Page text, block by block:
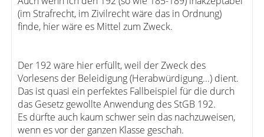
(im Strafrecht, im Zivilrecht wäre das in Ordnung)
finde, hier wäre es Mittel zum Zweck.
Der 192 wäre hier erfüllt, weil der Zweck des
Vorlesens der Beleidigung (Herabwürdigung...) dient.
Das ist quasi ein perfektes Fallbeispiel für die durch
das Gesetz gewollte Anwendung des StGB 192.
Es dürfte auch kaum schwer sein das nachzuweisen,
wenn es vor der ganzen Klasse geschah.